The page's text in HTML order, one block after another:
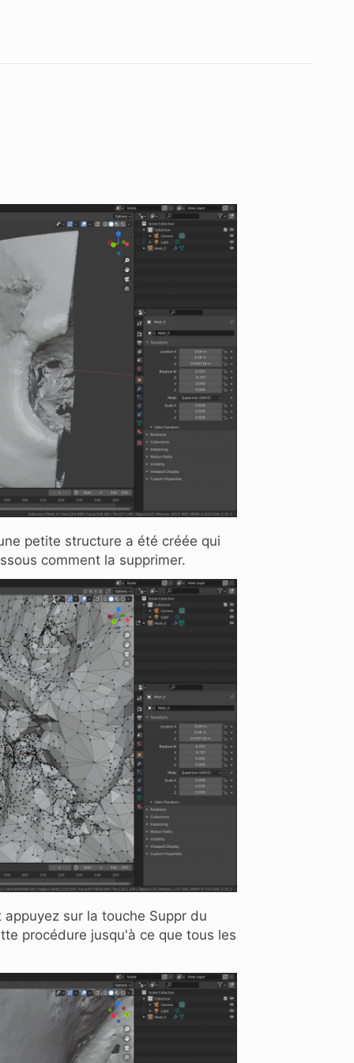
petite structure a été créée qui
comment la supprimer.
sur la touche Suppr du
procédure jusqu'à ce que tous les